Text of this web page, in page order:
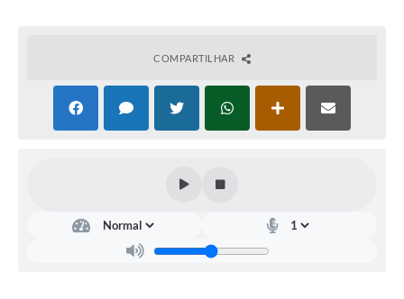
Contratos
Audiências Públicas
COMPARTILHAR